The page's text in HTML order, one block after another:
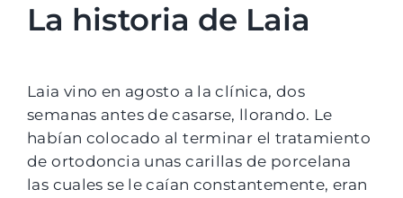
La historia de Laia
Laia vino en agosto a la clínica, dos
semanas antes de casarse, llorando. Le
habían colocado al terminar el tratamiento
de ortodoncia unas carillas de porcelana
las cuales se le caían constantemente, eran